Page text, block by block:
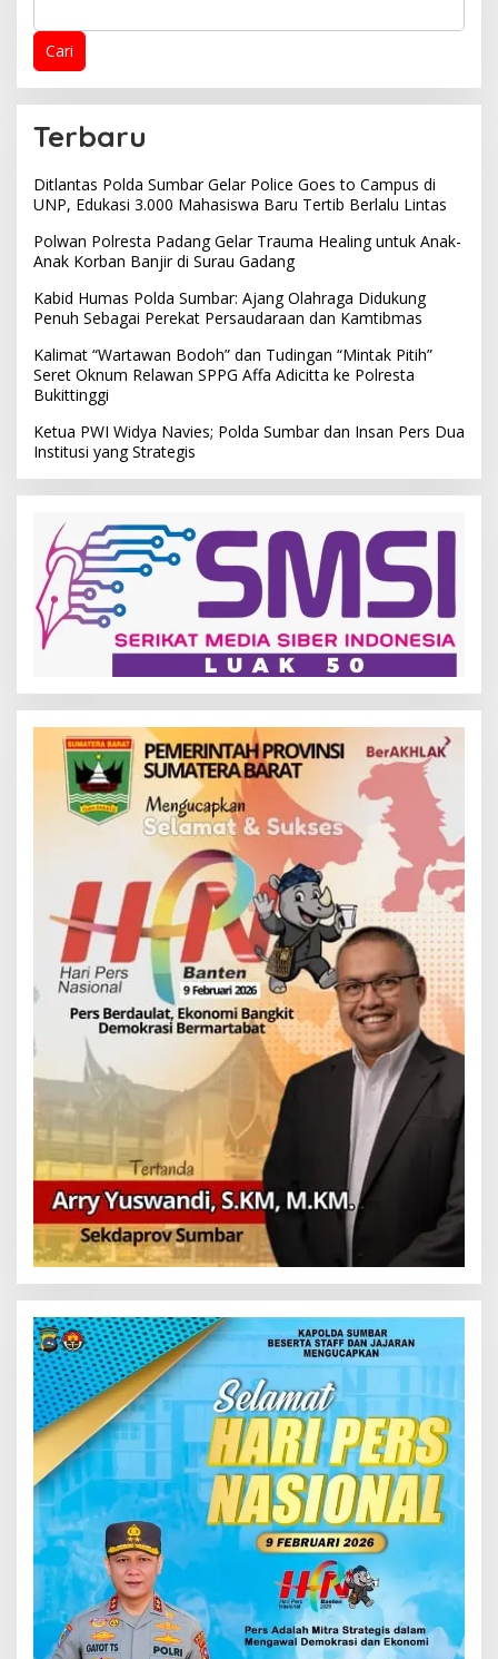
Cari
Terbaru
Ditlantas Polda Sumbar Gelar Police Goes to Campus di
UNP, Edukasi 3.000 Mahasiswa Baru Tertib Berlalu Lintas
Polwan Polresta Padang Gelar Trauma Healing untuk Anak-
Anak Korban Banjir di Surau Gadang
Kabid Humas Polda Sumbar: Ajang Olahraga Didukung
Penuh Sebagai Perekat Persaudaraan dan Kamtibmas
Kalimat “Wartawan Bodoh” dan Tudingan “Mintak Pitih”
Seret Oknum Relawan SPPG Affa Adicitta ke Polresta
Bukittinggi
Ketua PWI Widya Navies; Polda Sumbar dan Insan Pers Dua
Institusi yang Strategis